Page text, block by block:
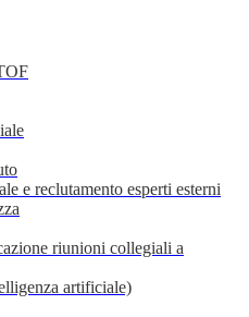
e reclutamento esperti esterni
riunioni collegiali a
artificiale)